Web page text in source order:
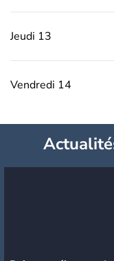
Jeudi 13
Vendredi 14